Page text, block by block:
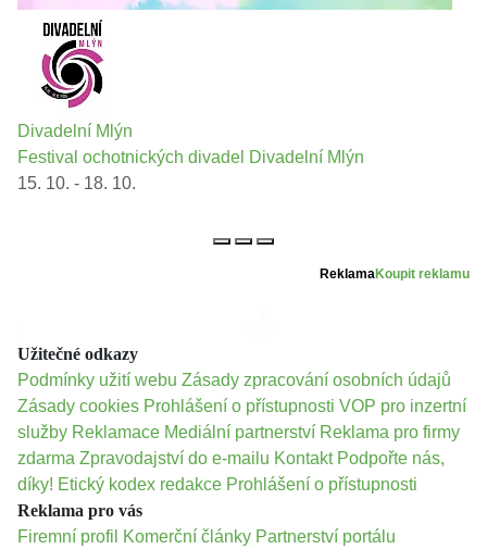
Divadelní Mlýn
Festival ochotnických divadel Divadelní Mlýn
15. 10. - 18. 10.
ReklamaKoupit reklamu
Užitečné odkazy
Podmínky užití webu Zásady zpracování osobních údajů
Zásady cookies Prohlášení o přístupnosti VOP pro inzertní
služby Reklamace Mediální partnerství Reklama pro firmy
zdarma Zpravodajství do e-mailu Kontakt Podpořte nás,
díky! Etický kodex redakce Prohlášení o přístupnosti
Reklama pro vás
Firemní profil
Komerční články Partnerství portálu